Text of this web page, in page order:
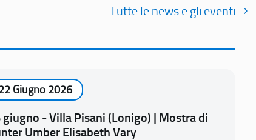
Tutte le news e gli eventi
Giugno 2026
giugno - Villa Pisani (Lonigo) | Mostra di
Umber Elisabeth Vary